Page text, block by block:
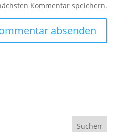
Kommentar speichern.